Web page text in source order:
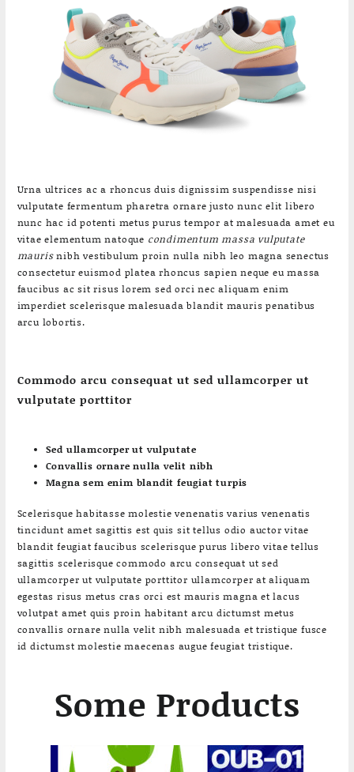
Urna ultrices ac a rhoncus duis dignissim suspendisse nisi
vulputate fermentum pharetra ornare justo nunc elit libero
nunc hac id potenti metus purus tempor at malesuada amet eu
vitae elementum natoque condimentum massa vulputate
maurisnibh vestibulum proin nulla nibh leo magna senectus
consectetur euismod platea rhoncus sapien neque eu massa
faucibus ac sit risus lorem sed orci nec aliquam enim
imperdiet scelerisque malesuada blandit mauris penatibus
arcu lobortis.
Commodo arcu consequat ut sed ullamcorper ut
vulputate porttitor
Sed ullamcorper ut vulputate
Convallis ornare nulla velit nibh
Magna sem enim blandit feugiat turpis
Scelerisque habitasse molestie venenatis varius venenatis
tincidunt amet sagittis est quis sit tellus odio auctor vitae
blandit feugiat faucibus scelerisque purus libero vitae tellus
sagittis scelerisque commodo arcu consequat ut sed
ullamcorper ut vulputate porttitor ullamcorper at aliquam
egestas risus metus cras orci est mauris magna et lacus
volutpat amet quis proin habitant arcu dictumst metus
convallis ornare nulla velit nibh malesuada et tristique fusce
id dictumst molestie maecenas augue feugiat tristique.
Some Products